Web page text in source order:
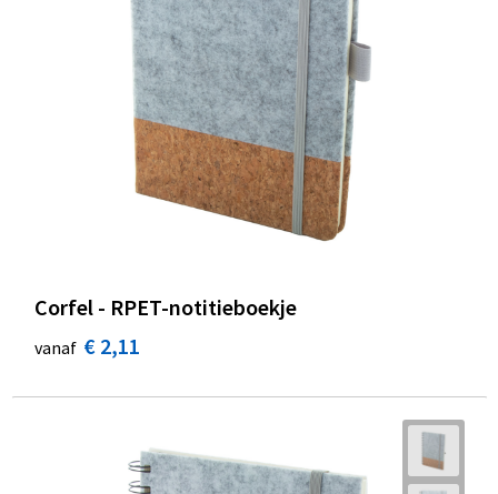
Corfel - RPET-notitieboekje
vanaf € 2,11